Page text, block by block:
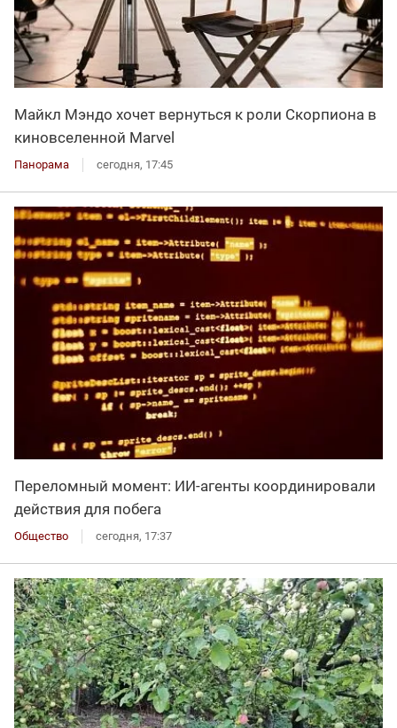
Майкл Мэндо хочет вернуться к роли Скорпиона в
киновселенной Marvel
Панорама сегодня, 17:45
Переломный момент: ИИ-агенты координировали
действия для побега
Общество сегодня, 17:37